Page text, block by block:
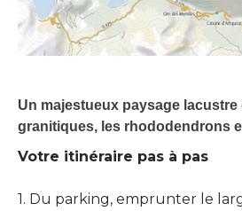
Un majestueux paysage
granitiques, les rhododendrons
Votre itinéraire pas à pas
1. Du parking, emprunter le